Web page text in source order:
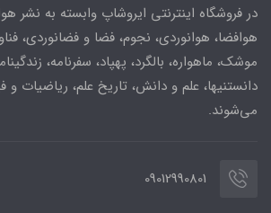
در فروشگاه اینترنتی ایروشاپ وابسته به نشر
هوافضا، هوانوردی، نجوم، فضا و فضانوردی،
موشک، ماهواره، بالگرد، پهپاد، سفرنامه،
دانستنیها، علم و دانش، تاریخ علم، ریاضیات
می‌شوند.
09012990801